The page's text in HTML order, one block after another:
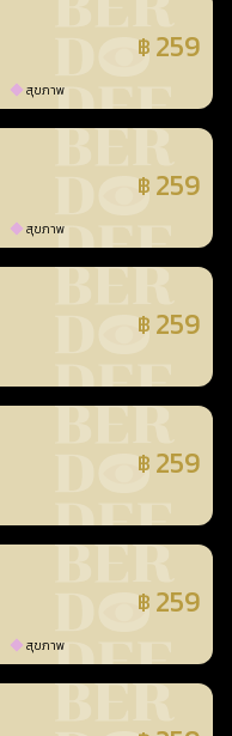
฿ 259
สุขภาพ
฿ 259
สุขภาพ
฿ 259
฿ 259
฿ 259
สุขภาพ